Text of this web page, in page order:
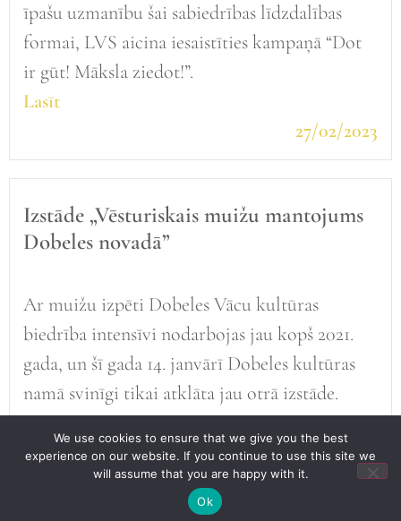
īpašu uzmanību šai sabiedrības līdzdalības
formai, LVS aicina iesaistīties kampaņā “Dot
ir gūt! Māksla ziedot!”.
Lasīt
27/02/2023
Izstāde „Vēsturiskais muižu mantojums
Dobeles novadā”
Ar muižu izpēti Dobeles Vācu kultūras
biedrība intensīvi nodarbojas jau kopš 2021.
gada, un šī gada 14. janvārī Dobeles kultūras
namā svinīgi tikai atklāta jau otrā izstāde.
Lasīt
17/01/2023
We use cookies to ensure that we give you the best
experience on our website. If you continue to use this site we
will assume that you are happy with it.
Ok